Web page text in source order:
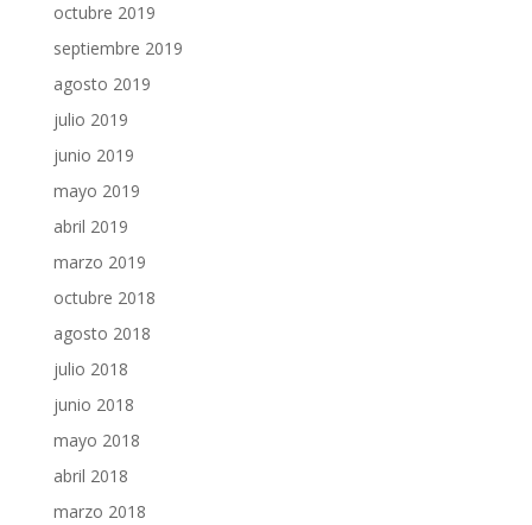
octubre 2019
septiembre 2019
agosto 2019
julio 2019
junio 2019
mayo 2019
abril 2019
marzo 2019
octubre 2018
agosto 2018
julio 2018
junio 2018
mayo 2018
abril 2018
marzo 2018